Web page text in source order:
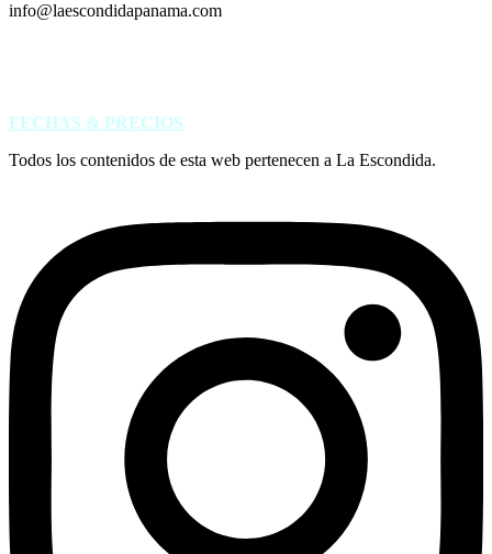
info@laescondidapanama.com
FECHAS & PRECIOS
Todos los contenidos de esta web pertenecen a La Escondida.